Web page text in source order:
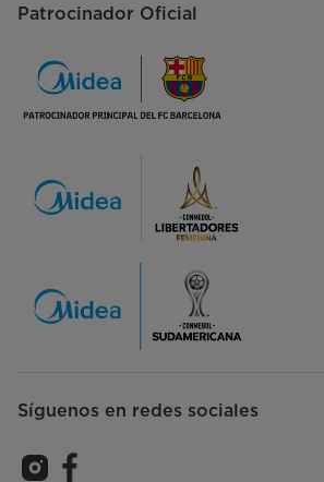
Patrocinador Oficial
Síguenos en redes sociales